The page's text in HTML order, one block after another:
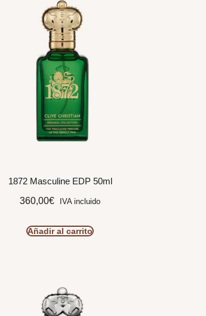
1872 Masculine EDP 50ml
360,00€ IVA incluido
Añadir al carrito